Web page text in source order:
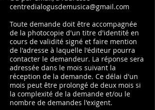
centredialogusdemusica@gmail.com
Toute demande doit être accompagnée
de la photocopie d'un titre d'identité en
cours de validité signé et faire mention
de l'adresse à laquelle l'éditeur pourra
contacter le demandeur. La réponse sera
adressée dans le mois suivant la
réception de la demande. Ce délai d'un
mois peut être prolongé de deux mois si
la complexité de la demande et/ou le
nombre de demandes l'exigent.